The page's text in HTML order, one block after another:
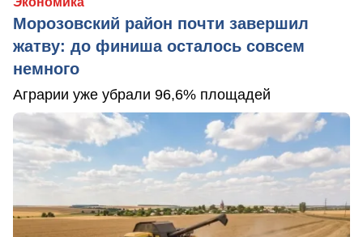
Морозовский район почти завершил
жатву: до финиша осталось совсем
немного
Аграрии уже убрали 96,6% площадей